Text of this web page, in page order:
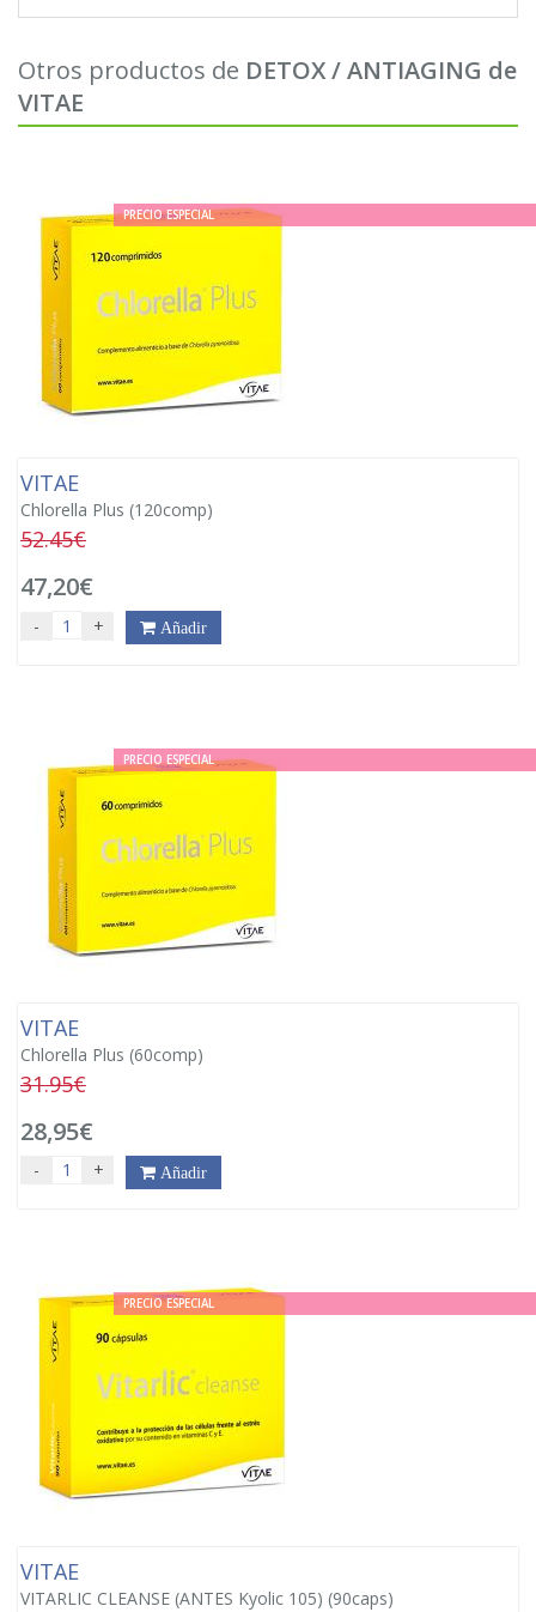
Otros productos de DETOX / ANTIAGING de
VITAE
PRECIO ESPECIAL
VITAE
Chlorella Plus (120comp)
52.45€
47,20€
- + Añadir
PRECIO ESPECIAL
VITAE
Chlorella Plus (60comp)
31.95€
28,95€
- + Añadir
PRECIO ESPECIAL
VITAE
VITARLIC CLEANSE (ANTES Kyolic 105) (90caps)